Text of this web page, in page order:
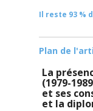
Il reste 93 %
Plan de
La
(1979-
et ses
et la